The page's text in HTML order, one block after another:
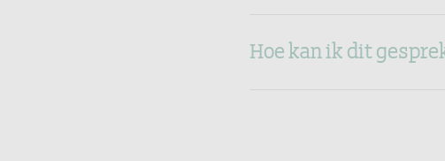
Hoe kan ik dit